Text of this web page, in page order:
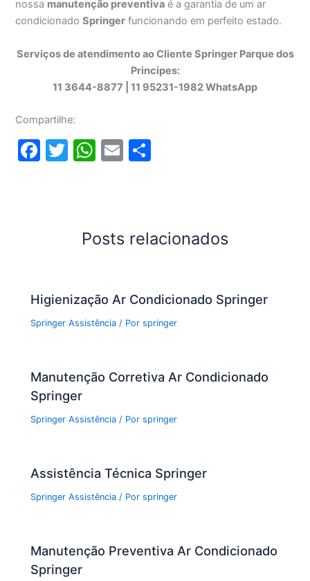
nossa manutenção preventiva é a garantia de um ar
condicionadoSpringer funcionando em perfeito estado.
Serviços de atendimento ao Cliente Springer Parque dos
Principes:
11 3644-8877 | 11 95231-1982 WhatsApp
Compartilhe:
F
k
T
W
A
E
Posts relacionados
Higienização Ar Condicionado Springer
Springer Assistência / Porspringer
Manutenção Corretiva Ar Condicionado
Springer
Springer Assistência / Porspringer
Assistência Técnica Springer
Springer Assistência / Porspringer
Manutenção Preventiva Ar Condicionado
Springer